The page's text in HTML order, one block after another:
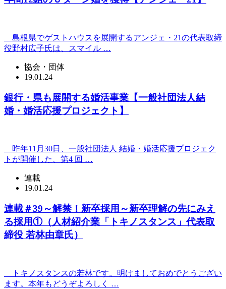
島根県でゲストハウスを展開するアンジェ・21の代表取締
役野村広子氏は、スマイル …
協会・団体
19.01.24
銀行・県も展開する婚活事業【一般社団法人結
婚・婚活応援プロジェクト】
昨年11月30日、一般社団法人 結婚・婚活応援プロジェク
トが開催した、第4 回 …
連載
19.01.24
連載＃39～解禁！新卒採用～新卒理解の先にみえ
る採用①（人材紹介業「トキノスタンス」代表取
締役 若林由章氏）
トキノスタンスの若林です。明けましておめでとうござい
ます。本年もどうぞよろしく …